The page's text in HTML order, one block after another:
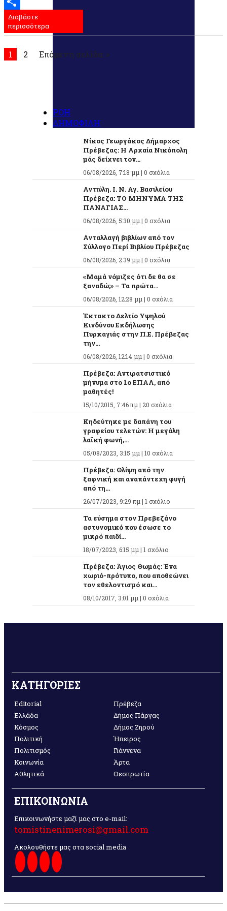
Μοιραστείτε
Διαβάστε
περισσότερα
1 2 Επόμενη σελίδα: »
ΡΟΗ
ΔΗΜΟΦΙΛΗ
Νίκος Γεωργάκος Δήμαρχος
Πρέβεζας: Η Αρχαία Νικόπολη
μάς δείχνει τον...
06/08/2026, 7:18 μμ | 0 σχόλια
Αντιύλη. Ι. Ν. Αγ. Βασιλείου
Πρέβεζα: ΤΟ ΜΗΝΥΜΑ ΤΗΣ
ΠΑΝΑΓΙΑΣ...
06/08/2026, 5:30 μμ | 0 σχόλια
Ανταλλαγή βιβλίων από τον
Σύλλογο Περί Βιβλίου Πρέβεζας
06/08/2026, 2:39 μμ | 0 σχόλια
«Μαμά νόμιζες ότι δε θα σε
ξαναδώ;» – Τα πρώτα...
06/08/2026, 12:28 μμ | 0 σχόλια
Έκτακτο Δελτίο Υψηλού
Κινδύνου Εκδήλωσης
Πυρκαγιάς στην Π.Ε. Πρέβεζας
την...
06/08/2026, 12:14 μμ | 0 σχόλια
Πρέβεζα: Αντιρατσιστικό
μήνυμα στο 1ο ΕΠΑΛ, από
μαθητές!
15/10/2015, 7:46 πμ | 20 σχόλια
Κηδεύτηκε με δαπάνη του
γραφείου τελετών: Η μεγάλη
λαϊκή φωνή,...
05/08/2023, 3:15 μμ | 10 σχόλια
Πρέβεζα: Θλίψη από την
ξαφνική και αναπάντεχη φυγή
από τη...
26/07/2023, 9:29 πμ | 1 σχόλιο
Τα εύσημα στον Πρεβεζάνο
αστυνομικό που έσωσε το
μικρό παιδί...
18/07/2023, 6:15 μμ | 1 σχόλιο
Πρέβεζα: Άγιος Θωμάς: Ένα
χωριό-πρότυπο, που αποθεώνει
τον εθελοντισμό και...
08/10/2017, 3:01 μμ | 0 σχόλια
ΚΑΤΗΓΟΡΙΕΣ
Editorial
Ελλάδα
Κόσμος
Πολιτική
Πολιτισμός
Κοινωνία
Αθλητικά
Πρέβεζα
Δήμος Πάργας
Δήμος Ζηρού
Ήπειρος
Γιάννενα
Άρτα
Θεσπρωτία
ΕΠΙΚΟΙΝΩΝΙΑ
Επικοινωνήστε μαζί μας στο e-mail:
tomistinenimerosi@gmail.com
Ακολουθήστε μας στα social media